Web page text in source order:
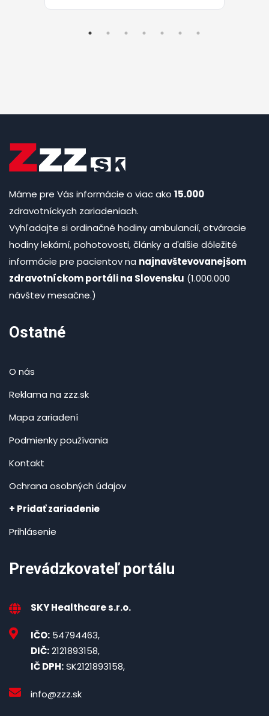
Máme pre Vás informácie o viac ako 15.000
zdravotníckych zariadeniach.
Vyhľadajte si ordinačné hodiny ambulancií, otváracie
hodiny lekární, pohotovosti, články a ďalšie dôležité
informácie pre pacientov na najnavštevovanejšom
zdravotníckom portáli na Slovensku (1.000.000
návštev mesačne.)
Ostatné
O nás
Reklama na zzz.sk
Mapa zariadení
Podmienky používania
Kontakt
Ochrana osobných údajov
+ Pridať zariadenie
Prihlásenie
Prevádzkovateľ portálu
SKY Healthcare s.r.o.
IČO: 54794463,
DIČ:2121893158,
IČ DPH:SK2121893158,
info@zzz.sk